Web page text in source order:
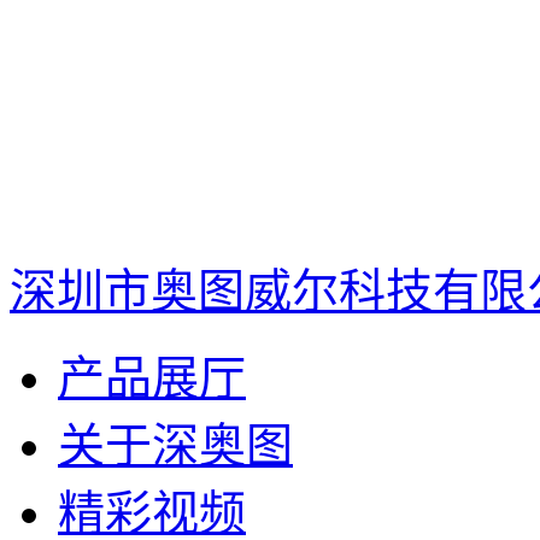
深圳市奥图威尔科技有限
产品展厅
关于深奥图
精彩视频